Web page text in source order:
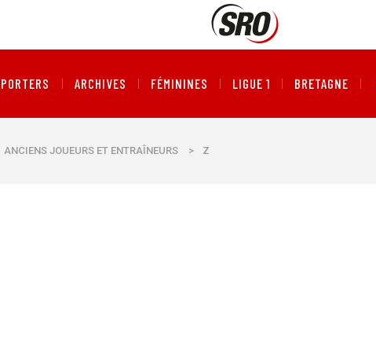
ARCHIVES FÉMININES LIGUE 1 BRETAGNE
ANCIENS JOUEURS ET ENTRAÎNEURS > Z